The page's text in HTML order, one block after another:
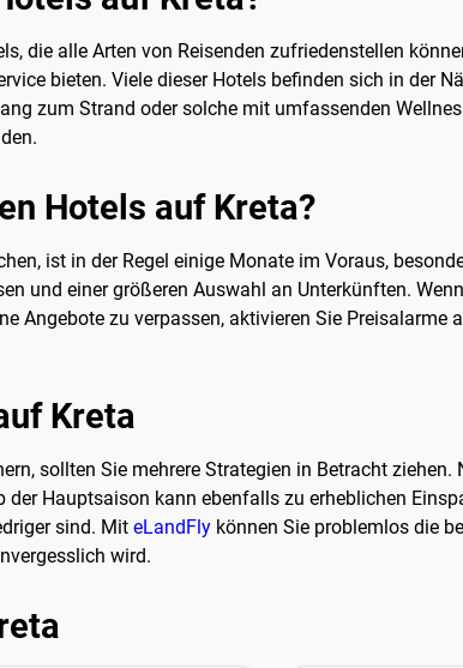
die alle Arten von Reisenden zufriedenstellen
bieten. Viele dieser Hotels befinden sich in der
zum Strand oder solche mit umfassenden
Hotels auf Kreta?
ist in der Regel einige Monate im Voraus,
und einer größeren Auswahl an Unterkünften.
Angebote zu verpassen, aktivieren Sie Preisalarme
Kreta
sollten Sie mehrere Strategien in Betracht
Hauptsaison kann ebenfalls zu erheblichen
sind. Mit eLandFly können Sie problemlos die
wird.